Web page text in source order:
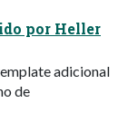
por Heller
adicional
de